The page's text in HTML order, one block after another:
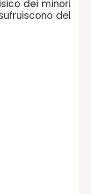
dei minori
del